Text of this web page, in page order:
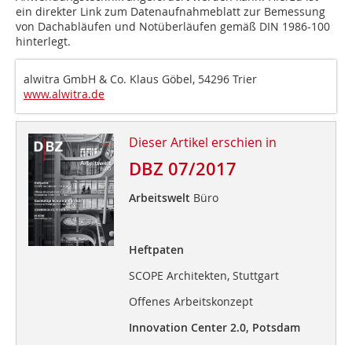
ein direkter Link zum Datenaufnahmeblatt zur Bemessung
von Dachabläufen und Notüberläufen gemäß DIN 1986-100
hinterlegt.
alwitra GmbH & Co. Klaus Göbel, 54296 Trier
www.alwitra.de
Dieser Artikel erschien in
DBZ 07/2017
Arbeitswelt Büro
Heftpaten
SCOPE Architekten, Stuttgart
Offenes Arbeitskonzept
Innovation Center 2.0, Potsdam